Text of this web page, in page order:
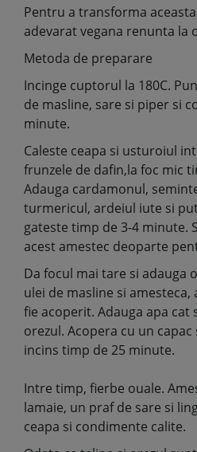
Pentru a transforma
adevarat vegana renunta la
Metoda de preparare
Incinge cuptorul la 180C.
de masline, sare si piper si
minute.
Caleste ceapa si usturoiul
frunzele de dafin,la foc mic
Adauga cardamonul,
turmericul, ardeiul iute si
gateste timp de 3-4 minute.
acest amestec deoparte
Da focul mai tare si adauga
ulei de masline si
fie acoperit. Adauga apa cat
orezul. Acopera cu un
incins timp de 25 minute.
Intre timp, fierbe ouale.
lamaie, un praf de sare si
ceapa si condimente calite.